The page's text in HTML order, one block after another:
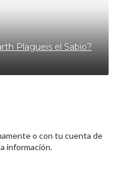
Plagueis el Sabio?
o con tu cuenta de
información.